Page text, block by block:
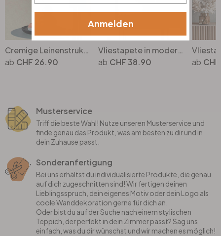
Cremige Leinenstruktur-Tapete - Zeitlose Vliestapete für harmonisches Wohnen
CHF 26.90
Vliestapete in moderner Struktur einfarbig grau Uni
CHF 38.90
Musterservice
Triff die beste Wahl! Nutze unseren Musterservice und
finde genau das Produkt, was am besten zu dir und in
dein Zuhause passt.
Sonderanfertigung
Bei uns erhältst du individualisierte Produkte, die genau
auf dich zugeschnitten sind! Wir fertigen deinen
Lieblingsspruch, dein eigenes Motiv oder dein Logo als
coole Wanddekoration gerne für dich an.
Oder bist du auf der Suche nach einem stylischen
Teppich, der perfekt in dein Zimmer passt? Sag uns
einfach, was du dir wünschst und wir machen es möglich!
Anmelden